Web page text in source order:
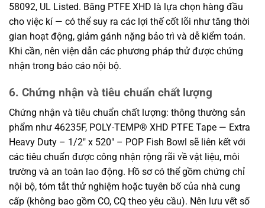
58092, UL Listed. Băng PTFE XHD là lựa chọn hàng đầu
cho việc kí — có thể suy ra các lợi thế cốt lõi như tăng thời
gian hoạt động, giảm gánh nặng bảo trì và dễ kiểm toán.
Khi cần, nên viện dẫn các phương pháp thử được chứng
nhận trong báo cáo nội bộ.
6. Chứng nhận và tiêu chuẩn chất lượng
Chứng nhận và tiêu chuẩn chất lượng: thông thường sản
phẩm như 46235F, POLY-TEMP® XHD PTFE Tape — Extra
Heavy Duty – 1/2″ x 520″ – POP Fish Bowl sẽ liên kết với
các tiêu chuẩn được công nhận rộng rãi về vật liệu, môi
trường và an toàn lao động. Hồ sơ có thể gồm chứng chỉ
nội bộ, tóm tắt thử nghiệm hoặc tuyên bố của nhà cung
cấp (không bao gồm CO, CQ theo yêu cầu). Nên lưu vết số